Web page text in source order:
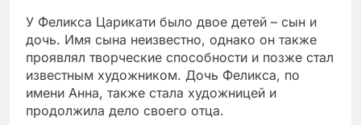
У Феликса Царикати было двое детей – сын и
дочь. Имя сына неизвестно, однако он также
проявлял творческие способности и позже стал
известным художником. Дочь Феликса, по
имени Анна, также стала художницей и
продолжила дело своего отца.